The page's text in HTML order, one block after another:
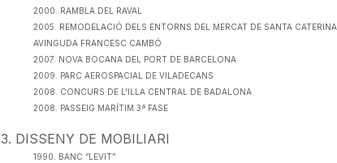
2000. RAMBLA DEL RAVAL
2005. REMODELACIÓ DELS ENTORNS DEL MERCAT DE SANTA CATERINA,
AVINGUDA FRANCESC CAMBÓ
2007. NOVA BOCANA DEL PORT DE BARCELONA
2009. PARC AEROSPACIAL DE VILADECANS
2008. CONCURS DE L'ILLA CENTRAL DE BADALONA
2008. PASSEIG MARÍTIM 3ª FASE
3. DISSENY DE MOBILIARI
1990. BANC “LEVIT”